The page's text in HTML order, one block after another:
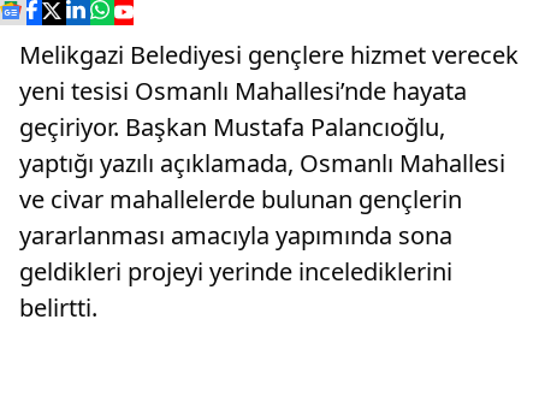
Melikgazi Belediyesi gençlere hizmet verecek
yeni tesisi Osmanlı Mahallesi’nde hayata
geçiriyor. Başkan Mustafa Palancıoğlu,
yaptığı yazılı açıklamada, Osmanlı Mahallesi
ve civar mahallelerde bulunan gençlerin
yararlanması amacıyla yapımında sona
geldikleri projeyi yerinde incelediklerini
belirtti.